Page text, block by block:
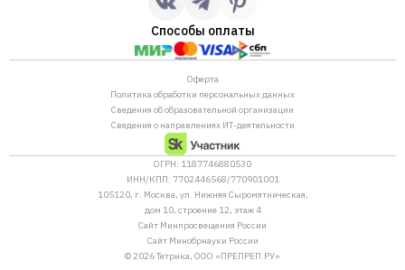
Способы оплаты
Оферта
Политика обработки персональных данных
Сведения об образовательной организации
Сведения о направлениях ИТ-деятельности
ОГРН: 1187746880530
ИНН/КПП: 7702446568/770901001
105120, г. Москва, ул. Нижняя Сыромятническая,
дом 10, строение 12, этаж 4
Сайт Минпросвещения России
Сайт Минобрнауки России
© 2026 Тетрика, ООО «ПРЕПРЕП.РУ»